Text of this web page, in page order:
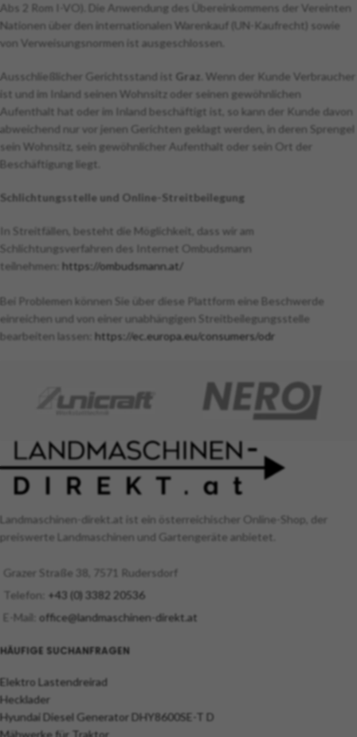
Abs 2 Rom I-VO). Die Anwendung des Übereinkommens der Vereinten
Nationen über den internationalen Warenkauf (UN-Kaufrecht) sowie
von Verweisungsnormen ist ausgeschlossen.
Ausschließlicher Gerichtsstand ist Graz . Wenn der Kunde Verbraucher
ist und im Inland seinen Wohnsitz oder seinen gewöhnlichen
Aufenthalt hat oder im Inland beschäftigt ist, so kann der Kunde davon
abweichend nur vor jenen Gerichten geklagt werden, in deren Sprengel
sein Wohnsitz, sein gewöhnlicher Aufenthalt oder sein Ort der
Beschäftigung liegt.
Schlichtungsstelle und Online-Streitbeilegung
In Streitfällen, besteht die Möglichkeit, dass wir am
Schlichtungsverfahren des Internet Ombudsmann
teilnehmen: https://ombudsmann.at/
Bei Problemen können Sie über diese Plattform eine Beschwerde
einreichen und von einer unabhängigen Streitbeilegungsstelle
bearbeiten lassen: https://ec.europa.eu/consumers/odr
Landmaschinen-direkt.at ist ein österreichischer Online-Shop, der
preiswerte Landmaschinen und Gartengeräte anbietet.
Grazer Straße 38, 7571 Rudersdorf
Telefon:
+43 (0) 3382 20536
E-Mail: office@landmaschinen-direkt.at
HÄUFIGE SUCHANFRAGEN
Elektro Lastendreirad
Hecklader
Hyundai Diesel Generator DHY8600SE-T D
Mähwerke für Traktor